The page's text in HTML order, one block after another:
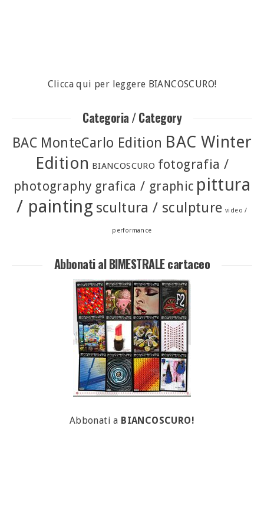
Clicca qui per leggere BIANCOSCURO!
Categoria / Category
BAC MonteCarlo Edition BAC Winter
Edition BIANCOSCURO fotografia /
photography grafica / graphic pittura
/ painting scultura / sculpture video /
performance
Abbonati al BIMESTRALE cartaceo
Abbonati a BIANCOSCURO!